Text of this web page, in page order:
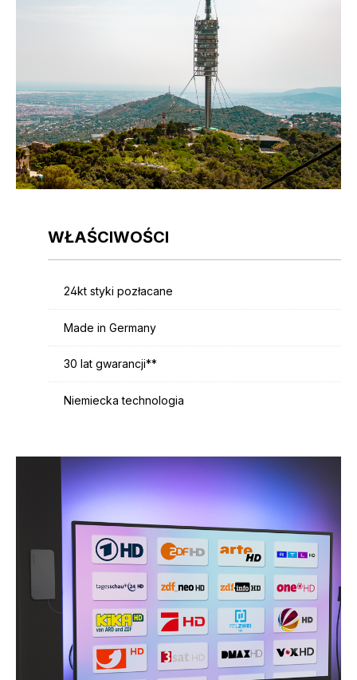
WŁAŚCIWOŚCI
24kt styki pozłacane
Made in Germany
30 lat gwarancji**
Niemiecka technologia